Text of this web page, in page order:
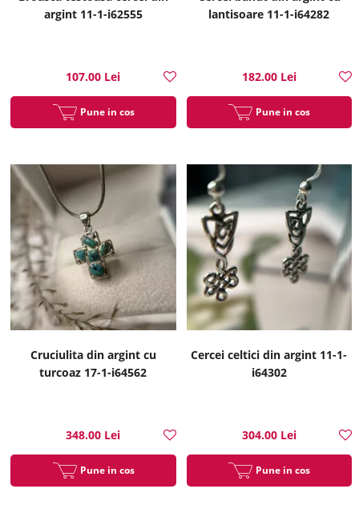
argint 11-1-i62555
107.00 Lei
Pune in cos
lantisoare 11-1-i64282
182.00 Lei
Pune in cos
Cruciulita din argint cu
turcoaz 17-1-i64562
348.00 Lei
Pune in cos
Cercei celtici din argint 11-1-
i64302
304.00 Lei
Pune in cos